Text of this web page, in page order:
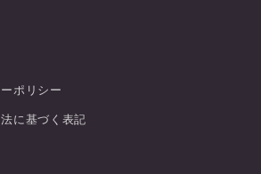
ポリシー
に基づく表記